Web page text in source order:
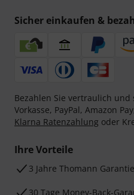
Sicher einkaufen &
Bezahlen Sie vertraulich
Vorkasse, PayPal, Amazon
Klarna Ratenzahlung oder
Ihre Vorteile
3 Jahre Thomann Garantie
30 Tage Money-Back-